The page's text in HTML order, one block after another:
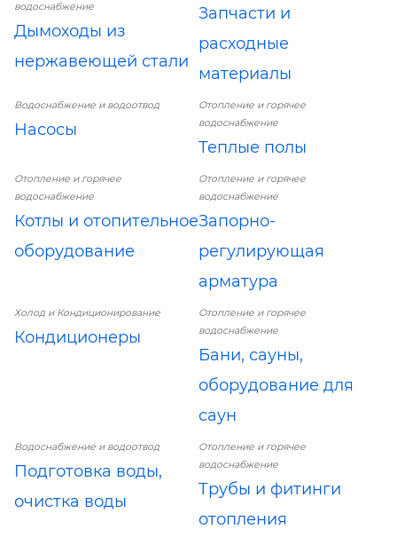
водоснабжение
Дымоходы из
нержавеющей стали
Запчасти и
расходные
материалы
Водоснабжение и водоотвод
Насосы
Отопление и горячее
водоснабжение
Теплые полы
Отопление и горячее
водоснабжение
Котлы и отопительное
оборудование
Отопление и горячее
водоснабжение
Запорно-
регулирующая
арматура
Холод и Кондиционирование
Кондиционеры
Отопление и горячее
водоснабжение
Бани, сауны,
оборудование для
саун
Водоснабжение и водоотвод
Подготовка воды,
очистка воды
Отопление и горячее
водоснабжение
Трубы и фитинги
отопления